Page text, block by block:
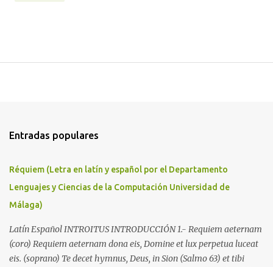
Entradas populares
Réquiem (Letra en latín y español por el Departamento
Lenguajes y Ciencias de la Computación Universidad de
Málaga)
Latín Español INTROITUS INTRODUCCIÓN 1.- Requiem aeternam
(coro) Requiem aeternam dona eis, Domine et lux perpetua luceat
eis. (soprano) Te decet hymnus, Deus, in Sion (Salmo 63) et tibi